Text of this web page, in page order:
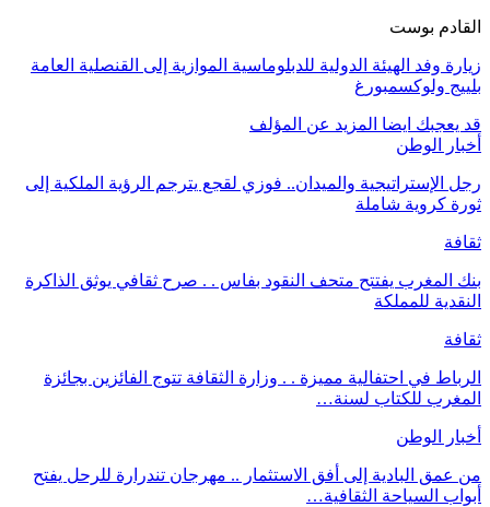
القادم بوست
زيارة وفد الهيئة الدولية للدبلوماسية الموازية إلى القنصلية العامة
بلييج ولوكسمبورغ
قد يعجبك ايضا المزيد عن المؤلف
أخبار الوطن
رجل الإستراتيجية والميدان.. فوزي لقجع يترجم الرؤية الملكية إلى
ثورة كروية شاملة
ثقافة
بنك المغرب يفتتح متحف النقود بفاس . . صرح ثقافي يوثق الذاكرة
النقدية للمملكة
ثقافة
الرباط في احتفالية مميزة . . وزارة الثقافة تتوج الفائزين بجائزة
المغرب للكتاب لسنة…
أخبار الوطن
من عمق البادية إلى أفق الاستثمار .. مهرجان تندرارة للرحل يفتح
أبواب السياحة الثقافية…